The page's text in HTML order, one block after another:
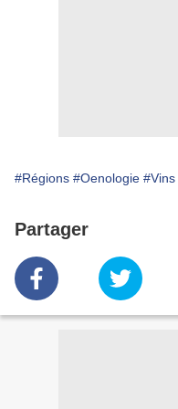
#Régions #Oenologie #Vins
Partager